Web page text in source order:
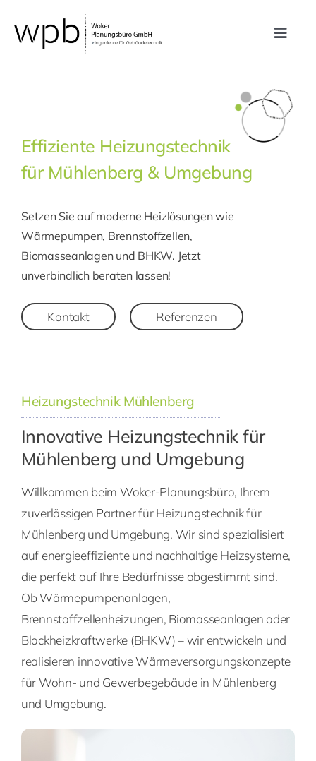
Inhalt
springen
Toggle
Unternehmen
Karriere
Kontakt
Effiziente Heizungstechnik
für Mühlenberg & Umgebung
Setzen Sie auf moderne Heizlösungen wie
Wärmepumpen, Brennstoffzellen,
Biomasseanlagen und BHKW. Jetzt
unverbindlich beraten lassen!
Kontakt Referenzen
Heizungstechnik Mühlenberg
Innovative Heizungstechnik für
Mühlenberg und Umgebung
Willkommen beim Woker-Planungsbüro, Ihrem
zuverlässigen Partner für Heizungstechnik für
Mühlenberg und Umgebung. Wir sind spezialisiert
auf energieeffiziente und nachhaltige Heizsysteme,
die perfekt auf Ihre Bedürfnisse abgestimmt sind.
Ob Wärmepumpenanlagen,
Brennstoffzellenheizungen, Biomasseanlagen oder
Blockheizkraftwerke (BHKW) – wir entwickeln und
realisieren innovative Wärmeversorgungskonzepte
für Wohn- und Gewerbegebäude in Mühlenberg
und Umgebung.